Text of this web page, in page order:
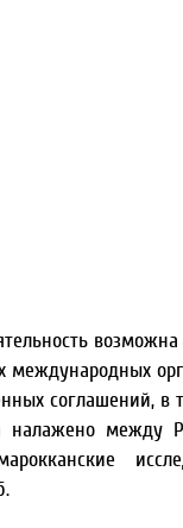
возможна
международных
соглашений,
налажено между